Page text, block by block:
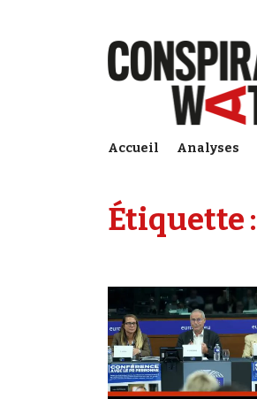
Accueil Analyses
Étiquette :